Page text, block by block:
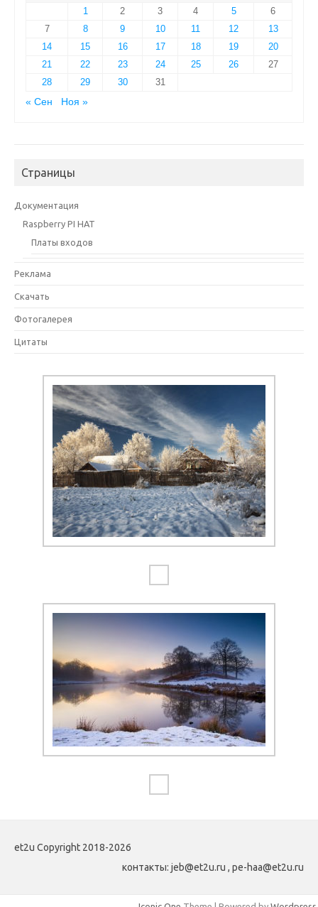
1
2 3 4 5
6
7
8 9 10 11 12
13
14
15 16 17 18 19
20
21
22 23 24 25 26
27
28
29 30
31
« Сен
Ноя »
Страницы
Документация
Raspberry PI HAT
Платы входов
Реклама
Скачать
Фотогалерея
Цитаты
et2u Copyright 2018-2026
контакты: jeb@et2u.ru , pe-haa@et2u.ru